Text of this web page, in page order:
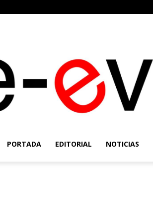
PORTADA EDITORIAL NOTICIAS